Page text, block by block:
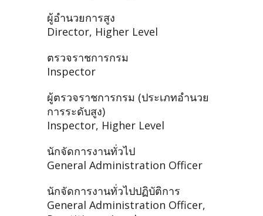
ผู้อำนวยการสูง
Director, Higher Level
ตรวจราชการกรม
Inspector
ผู้ตรวจราชการกรม (ประเภทอำนวย
การระดับสูง)
Inspector, Higher Level
นักจัดการงานทั่วไป
General Administration Officer
นักจัดการงานทั่วไปปฏิบัติการ
General Administration Officer,